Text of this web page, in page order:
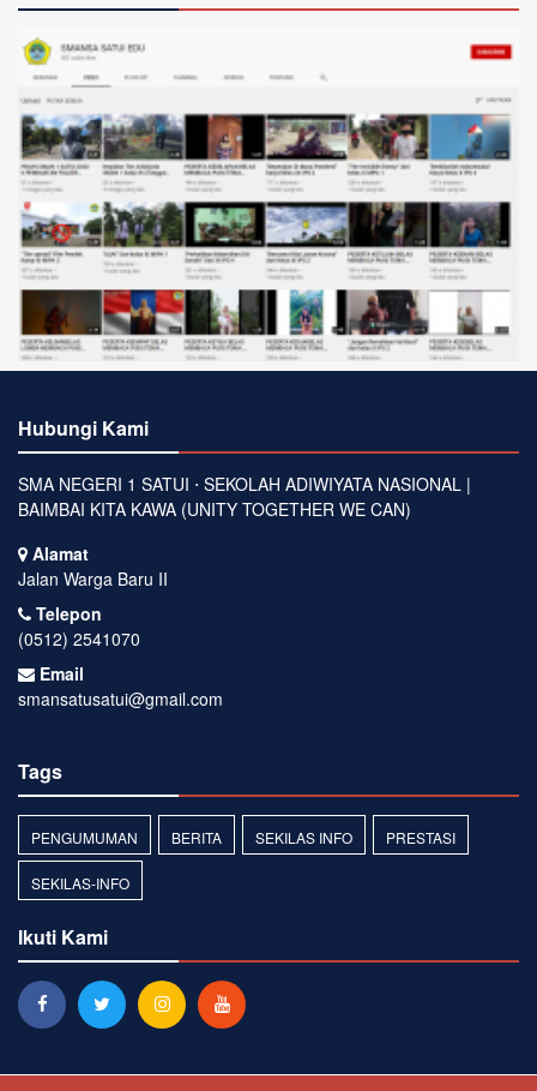
Hubungi Kami
SMA NEGERI 1 SATUI ⋅ SEKOLAH ADIWIYATA NASIONAL |
BAIMBAI KITA KAWA (UNITY TOGETHER WE CAN)
Alamat
Jalan Warga Baru II
Telepon
(0512) 2541070
Email
smansatusatui@gmail.com
Tags
PENGUMUMAN BERITA SEKILAS INFO PRESTASI
SEKILAS-INFO
Ikuti Kami